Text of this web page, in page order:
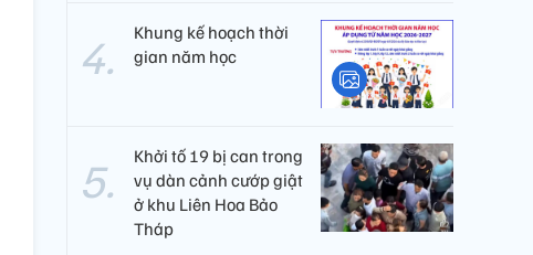
Khung kế hoạch thời
gian năm học
Khởi tố 19 bị can trong
vụ dàn cảnh cướp giật
ở khu Liên Hoa Bảo
Tháp